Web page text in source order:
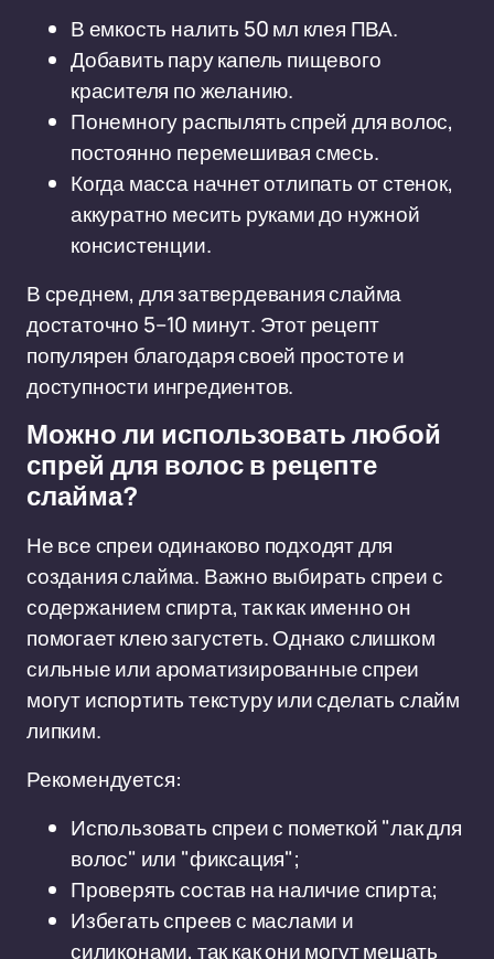
В емкость налить 50 мл клея ПВА.
Добавить пару капель пищевого
красителя по желанию.
Понемногу распылять спрей для волос,
постоянно перемешивая смесь.
Когда масса начнет отлипать от стенок,
аккуратно месить руками до нужной
консистенции.
В среднем, для затвердевания слайма
достаточно 5–10 минут. Этот рецепт
популярен благодаря своей простоте и
доступности ингредиентов.
Можно ли использовать любой
спрей для волос в рецепте
слайма?
Не все спреи одинаково подходят для
создания слайма. Важно выбирать спреи с
содержанием спирта, так как именно он
помогает клею загустеть. Однако слишком
сильные или ароматизированные спреи
могут испортить текстуру или сделать слайм
липким.
Рекомендуется:
Использовать спреи с пометкой "лак для
волос" или "фиксация";
Проверять состав на наличие спирта;
Избегать спреев с маслами и
силиконами, так как они могут мешать